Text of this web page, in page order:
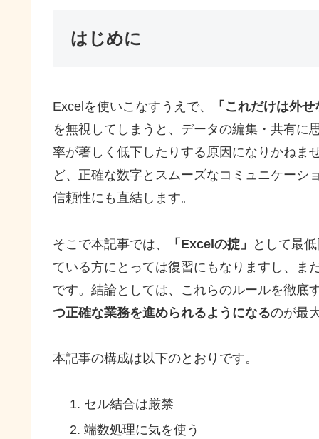
はじめに
Excelを使いこなすうえで、
「これだけは外
を無視してしまうと、データの編集・共有に
率が著しく低下したりする原因になりかねま
ど、正確な数字とスムーズなコミュニケーシ
信頼性にも直結します。
そこで本記事では、 「Excelの掟」
として最
ている方にとっては復習にもなりますし、ま
です。結論としては、これらのルールを徹底
つ正確な業務を進められるようになるのが最
本記事の構成は以下のとおりです。
セル結合は厳禁
端数処理に気を使う